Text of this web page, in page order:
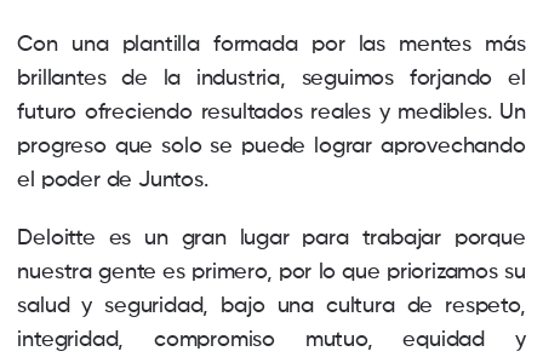
Con una plantilla formada por las mentes más
brillantes de la industria, seguimos forjando el
futuro ofreciendo resultados reales y medibles. Un
progreso que solo se puede lograr aprovechando
el poder de Juntos.
Deloitte es un gran lugar para trabajar porque
nuestra gente es primero, por lo que priorizamos su
salud y seguridad, bajo una cultura de respeto,
integridad, compromiso mutuo, equidad y